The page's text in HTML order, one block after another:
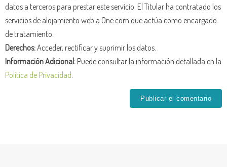
datos a terceros para prestar este servicio. El Titular ha contratado los
servicios de alojamiento web a One.com que actúa como encargado
de tratamiento.
Derechos:Acceder, rectificar y suprimir los datos.
Información Adicional:Puede consultar la información detallada en la
Política de Privacidad